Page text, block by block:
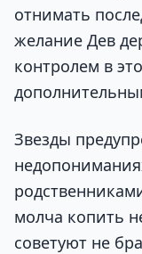
отнимать
желание Дев
контролем в
Звезды
молча копить
советуют не